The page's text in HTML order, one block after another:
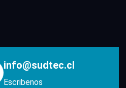
info@sudtec.cl
Escribenos